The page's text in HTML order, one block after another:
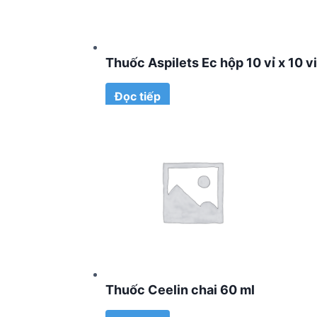
Thuốc Aspilets Ec hộp 10 vỉ x 10
Đọc tiếp
Thuốc Ceelin chai 60 ml